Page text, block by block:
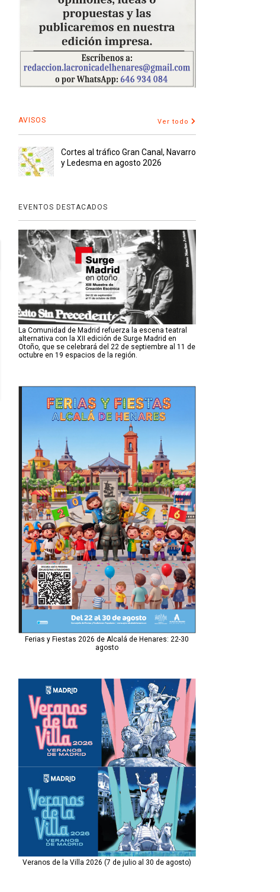
AVISOS Ver todo
Cortes al tráfico Gran Canal, Navarro
y Ledesma en agosto 2026
EVENTOS DESTACADOS
La Comunidad de Madrid refuerza la escena teatral
alternativa con la XII edición de Surge Madrid en
Otoño, que se celebrará del 22 de septiembre al 11 de
octubre en 19 espacios de la región.
Ferias y Fiestas 2026 de Alcalá de Henares: 22-30
agosto
Veranos de la Villa 2026 (7 de julio al 30 de agosto)